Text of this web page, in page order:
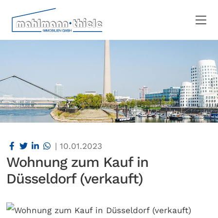
|10.01.2023
Wohnung zum Kauf in
Düsseldorf (verkauft)